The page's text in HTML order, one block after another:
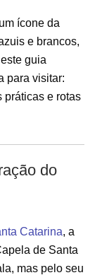
ícone da
e brancos,
guia
para visitar:
práticas e rotas
do
Catarina, a
de Santa
mas pelo seu